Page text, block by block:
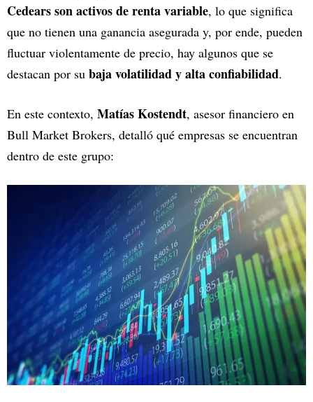
Cedears son activos de renta variable, lo que significa
que no tienen una ganancia asegurada y, por ende, pueden
fluctuar violentamente de precio, hay algunos que se
destacan por su baja volatilidad y alta confiabilidad.
En este contexto, Matías Kostendt, asesor financiero en
Bull Market Brokers, detalló qué empresas se encuentran
dentro de este grupo: